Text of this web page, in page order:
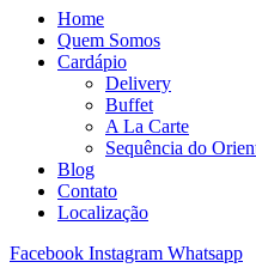
Home
Quem Somos
Cardápio
Delivery
Buffet
A La Carte
Sequência do
Blog
Contato
Localização
Facebook Instagram Whatsapp